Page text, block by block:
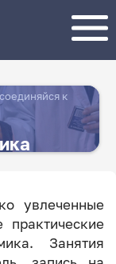
к
увлеченные
Занятия